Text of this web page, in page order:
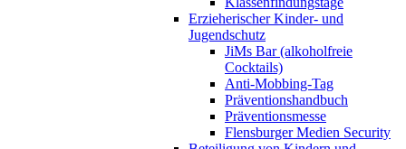
Erzieherischer Kinder- und
Jugendschutz
JiMs Bar (alkoholfreie
Cocktails)
Anti-Mobbing-Tag
Präventionshandbuch
Präventionsmesse
Flensburger Medien Security